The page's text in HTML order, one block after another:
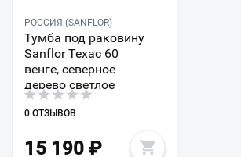
РОССИЯ (SANFLOR)
Тумба под раковину
Sanflor Техас 60
венге, северное
дерево светлое
0 ОТЗЫВОВ
15 190 ₽